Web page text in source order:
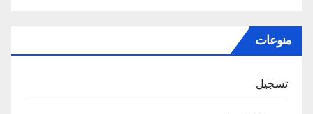
منوعات
تسجيل